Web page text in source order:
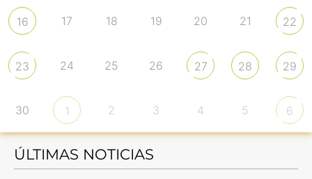
16 17 18 19 20 21 22
23 24 25 26 27 28 29
30 1 2 3 4 5 6
ÚLTIMAS NOTICIAS